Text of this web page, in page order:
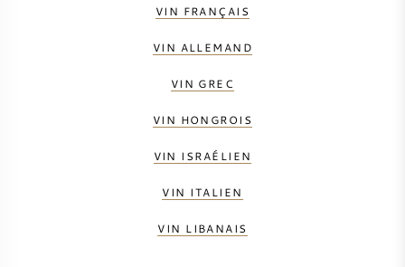
VIN FRANÇAIS
VIN ALLEMAND
VIN GREC
VIN HONGROIS
VIN ISRAÉLIEN
VIN ITALIEN
VIN LIBANAIS